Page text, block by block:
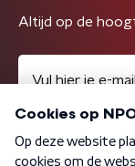
Altijd op de